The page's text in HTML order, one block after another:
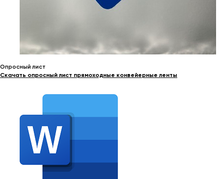
Опросный лист
Скачать опросный лист прямоходные конвейерные ленты